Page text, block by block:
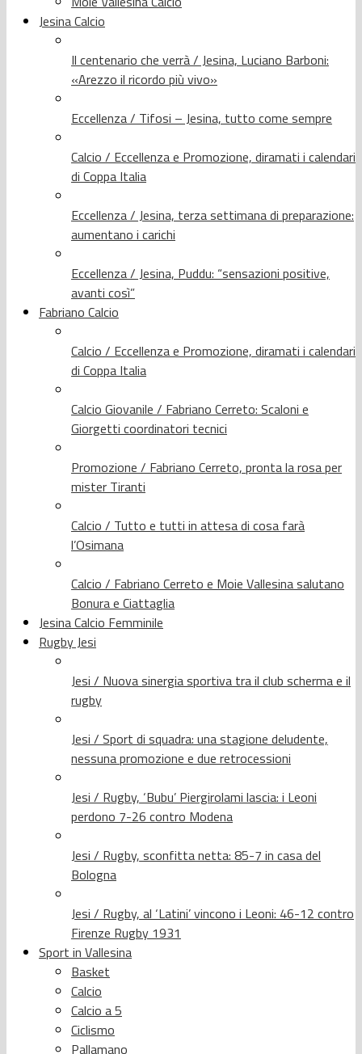
Jesina Calcio
Il centenario che verrà / Jesina, Luciano Barboni:
«Arezzo il ricordo più vivo»
Eccellenza / Tifosi – Jesina, tutto come sempre
Calcio / Eccellenza e Promozione, diramati i calendari
di Coppa Italia
Eccellenza / Jesina, terza settimana di preparazione:
aumentano i carichi
Eccellenza / Jesina, Puddu: “sensazioni positive,
avanti così”
Fabriano Calcio
Calcio / Eccellenza e Promozione, diramati i calendari
di Coppa Italia
Calcio Giovanile / Fabriano Cerreto: Scaloni e
Giorgetti coordinatori tecnici
Promozione / Fabriano Cerreto, pronta la rosa per
mister Tiranti
Calcio / Tutto e tutti in attesa di cosa farà
l’Osimana
Calcio / Fabriano Cerreto e Moie Vallesina salutano
Bonura e Ciattaglia
Jesina Calcio Femminile
Rugby Jesi
Jesi / Nuova sinergia sportiva tra il club scherma e il
rugby
Jesi / Sport di squadra: una stagione deludente,
nessuna promozione e due retrocessioni
Jesi / Rugby, ‘Bubu’ Piergirolami lascia: i Leoni
perdono 7-26 contro Modena
Jesi / Rugby, sconfitta netta: 85-7 in casa del
Bologna
Jesi / Rugby, al ‘Latini’ vincono i Leoni: 46-12 contro
Firenze Rugby 1931
Sport in Vallesina
Basket
Calcio
Calcio a 5
Ciclismo
Pallamano